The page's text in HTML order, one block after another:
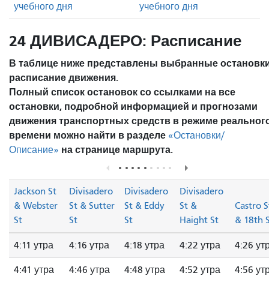
учебного дня
учебного дня
24 ДИВИСАДЕРО: Расписание
В таблице ниже представлены выбранные
расписание движения.
Полный список остановок со ссылками на все
остановки, подробной информацией и прогнозами
движения транспортных средств в режиме
времени можно найти в разделе «Остановки/
Описание» на странице маршрута.
Jackson St
& Webster
St
Divisadero
St & Sutter
St
Divisadero
St & Eddy
St
Divisadero
St &
Haight St
Castro
& 18th
4:11 утра 4:16 утра 4:18 утра 4:22 утра 4:26
4:41 утра 4:46 утра 4:48 утра 4:52 утра 4:56